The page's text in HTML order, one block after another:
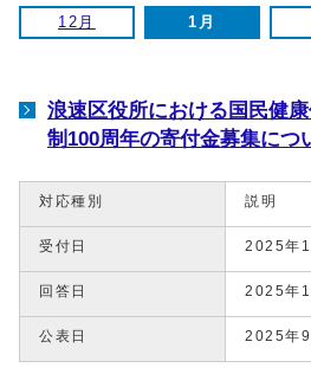
12月 1月
浪速区役所における国民健
制100周年の寄付金募集につ
対応種別 説明
受付日 2025年1
回答日 2025年1
公表日 2025年9